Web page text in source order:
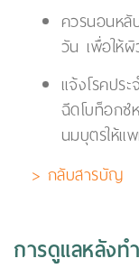
ควรนอนหลั
วัน เพื่อให้
แจ้งโรคปร
ฉีดโบท็อกซ์
นมบุตรให้แ
> กลับสารบัญ
การดูแลหลังท